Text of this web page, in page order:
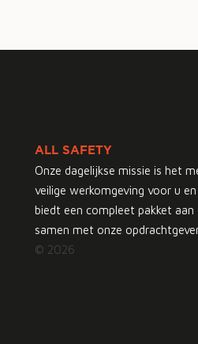
ALL SAFETY
Onze dagelijkse missie is het
veilige werkomgeving voor u
biedt een compleet pakket
samen met onze
© 2026